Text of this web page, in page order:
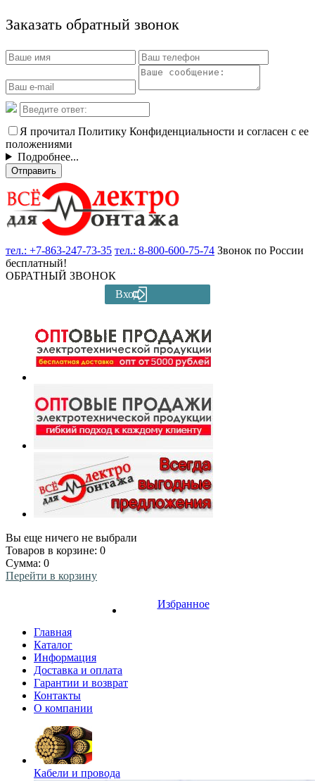
Заказать обратный звонок
Я прочитал Политику Конфиденциальности и согласен с ее
положениями
Подробнее...
Отправить
тел.: +7-863-247-73-35 тел.: 8-800-600-75-74 Звонок по России
бесплатный!
ОБРАТНЫЙ ЗВОНОК
Вход
Вы еще ничего не выбрали
Товаров в корзине: 0
Сумма: 0
Перейти в корзину
Избранное
Главная
Каталог
Информация
Доставка и оплата
Гарантии и возврат
Контакты
О компании
Кабели и провода